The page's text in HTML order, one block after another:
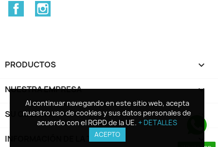
Al continuar navegando en este sitio web, acepta
nuestro uso de cookies y sus datos personales de
acuerdo con el RGPD de la UE. + DETALLES
ACEPTO
Facebook
PRODUCTOS 
NUESTRA EMPRESA 
SU CUENTA
INFORMACIÓN DE LA TIENDA keyboard_arrow_down
Al continuar navegando en este sitio web, acepta
nuestro uso de cookies y sus datos personales de
acuerdo con el RGPD de la UE. + DETALLES
ACEPTO